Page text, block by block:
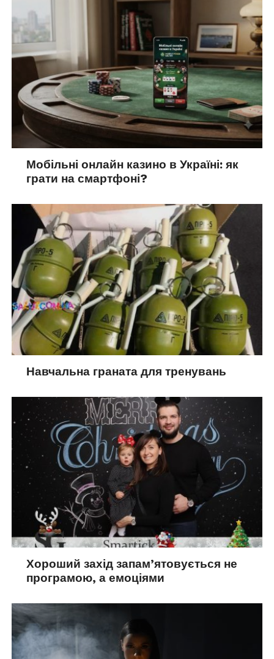
Мобільні онлайн казино в Україні: як
грати на смартфоні?
Навчальна граната для тренувань
Хороший захід запам’ятовується не
програмою, а емоціями